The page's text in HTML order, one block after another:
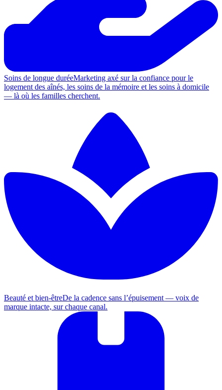
Soins de longue duréeMarketing axé sur la confiance pour le
logement des aînés, les soins de la mémoire et les soins à domicile
— là où les familles cherchent.
Beauté et bien-êtreDe la cadence sans l’épuisement — voix de
marque intacte, sur chaque canal.